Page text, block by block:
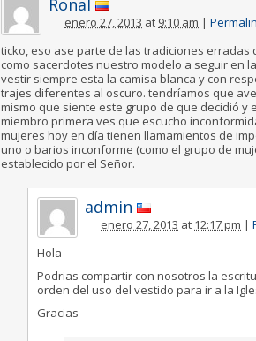
Ronal
enero 27, 2013 at 9:10 am |
ticko, eso ase parte de las tradiciones erradas
como sacerdotes nuestro modelo a seguir en
vestir siempre esta la camisa blanca y con
trajes diferentes al oscuro. tendríamos que
mismo que siente este grupo de que decidió
miembro primera ves que escucho
mujeres hoy en día tienen llamamientos de
uno o barios inconforme (como el grupo de
establecido por el Señor.
admin
enero 27, 2013 at 12:17 pm |
Hola
Podrias compartir con nosotros la
orden del uso del vestido para ir a la
Gracias